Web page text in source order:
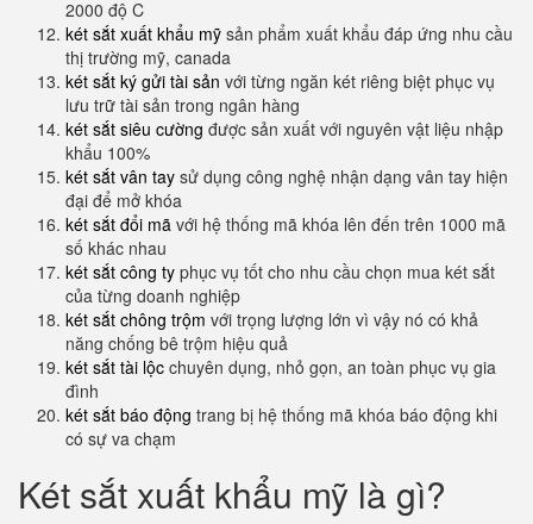
2000 độ C
két sắt xuất khẩu mỹ sản phẩm xuất khẩu đáp ứng nhu cầu
thị trường mỹ, canada
két sắt ký gửi tài sản với từng ngăn két riêng biệt phục vụ
lưu trữ tài sản trong ngân hàng
két sắt siêu cường được sản xuất với nguyên vật liệu nhập
khẩu 100%
két sắt vân tay sử dụng công nghệ nhận dạng vân tay hiện
đại để mở khóa
két sắt đổi mã với hệ thống mã khóa lên đến trên 1000 mã
số khác nhau
két sắt công ty phục vụ tốt cho nhu cầu chọn mua két sắt
của từng doanh nghiệp
két sắt chông trộm với trọng lượng lớn vì vậy nó có khả
năng chống bê trộm hiệu quả
két sắt tài lộc chuyên dụng, nhỏ gọn, an toàn phục vụ gia
đình
két sắt báo động trang bị hệ thống mã khóa báo động khi
có sự va chạm
Két sắt xuất khẩu mỹ là gì?